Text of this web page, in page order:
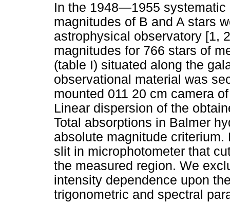
In the 1948—1955 systematic
magnitudes of B and A stars
astrophysical observatory [1,
magnitudes for 766 stars of
(table I) situated along the
observational material was
mounted 011 20 cm camera
Linear dispersion of the
Total absorptions in Balmer
absolute magnitude
slit in microphotometer that
the measured region. We
intensity dependence upon
trigonometric and spectral